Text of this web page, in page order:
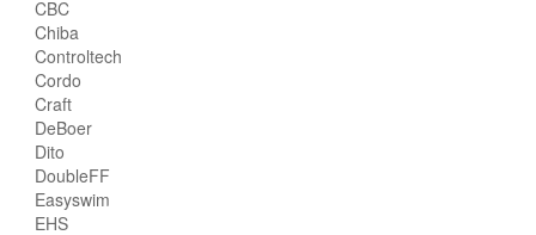
CBC
Chiba
Controltech
Cordo
Craft
DeBoer
Dito
DoubleFF
Easyswim
EHS